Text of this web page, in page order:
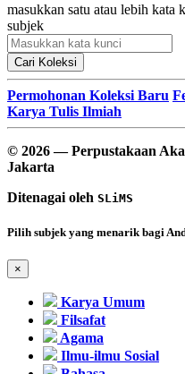
masukkan satu atau lebih kata
subjek
Cari Koleksi
Permohonan Koleksi Baru
Karya Tulis Ilmiah
© 2026 — Perpustakaan
Jakarta
Ditenagai oleh SLiMS
Pilih subjek yang menarik bagi
×
Karya Umum
Filsafat
Agama
Ilmu-ilmu Sosial